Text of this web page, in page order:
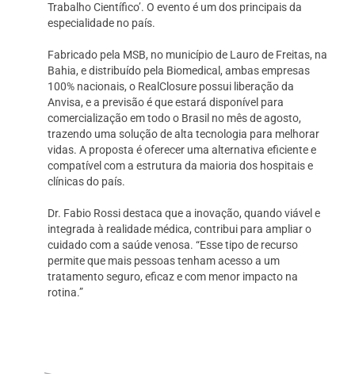
Trabalho Científico’. O evento é um dos principais da
especialidade no país.
Fabricado pela MSB, no município de Lauro de Freitas, na
Bahia, e distribuído pela Biomedical, ambas empresas
100% nacionais, o RealClosure possui liberação da
Anvisa, e a previsão é que estará disponível para
comercialização em todo o Brasil no mês de agosto,
trazendo uma solução de alta tecnologia para melhorar
vidas. A proposta é oferecer uma alternativa eficiente e
compatível com a estrutura da maioria dos hospitais e
clínicas do país.
Dr. Fabio Rossi destaca que a inovação, quando viável e
integrada à realidade médica, contribui para ampliar o
cuidado com a saúde venosa. “Esse tipo de recurso
permite que mais pessoas tenham acesso a um
tratamento seguro, eficaz e com menor impacto na
rotina.”